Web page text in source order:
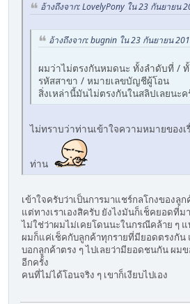
อ้างถึงจาก: LovelyPony ใน 23 กันยายน
อ้างถึงจาก: bugnin ใน 23 กันยายน
ผมว่าไม่ตรงกันหมดนะ ทั้งลำดับที่ /
รหัสสาขา / หมายเลขบัญชีผู้โอน
สิ่งเหล่านี้มันไม่ตรงกันในสลิปเลยนะค
ไม่ทราบว่าท่านเข้าใจความหมายของเ
ท่าน
เข้าใจครับว่าเป็นการมาแชร์กลโกงของลูก
แต่ทางเราเองสิครับ ยังไงมันก็เช็คยอดที่
ไม่ใช่ว่าผมไม่เคยโดนนะในกรณีคล้าย ๆ
ผมก็แค่เช็คกับลูกค้าทุกรายที่มียอดตรงกัน
บอกลูกค้าตรง ๆ ไปเลยว่ามียอดชนกัน ผม
อีกครั้ง
คนที่ไม่ได้โอนจริง ๆ เขาก็เงียบไปเอง